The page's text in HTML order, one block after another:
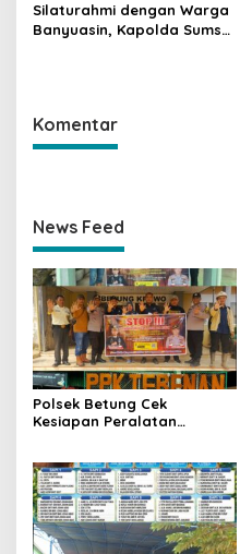
Silaturahmi dengan Warga
Banyuasin, Kapolda Sumsel
Komentar
News Feed
Polsek Betung Cek
Kesiapan Peralatan
Mitigasi Hadapi Musim
Kemarau 2026